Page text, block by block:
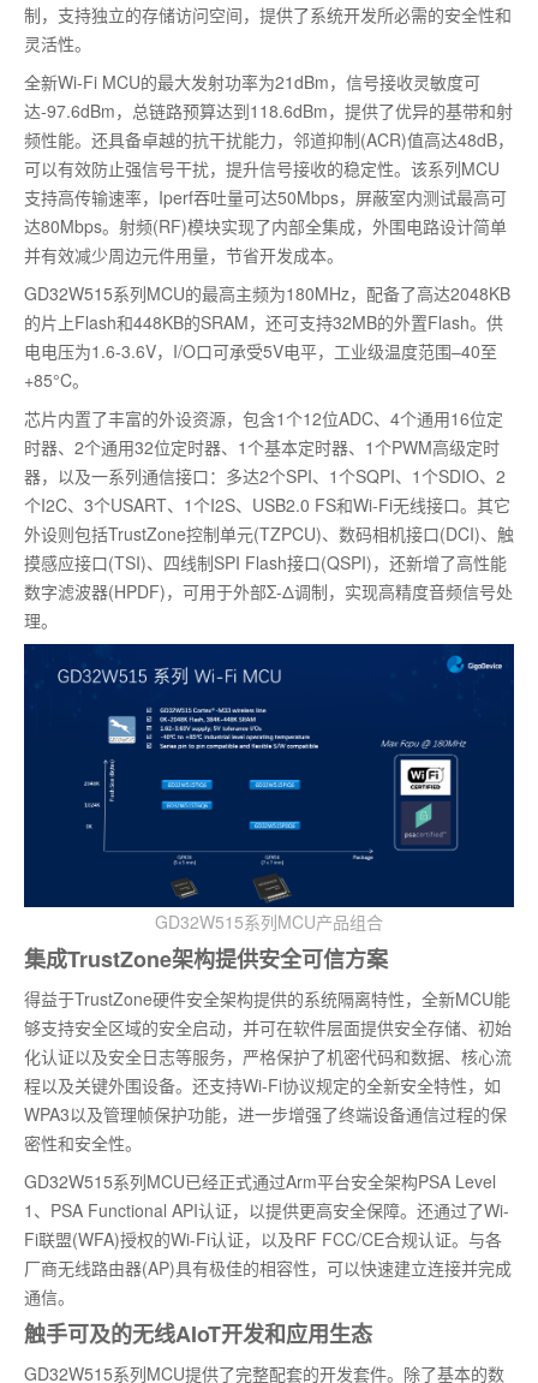
制，支持独立的存储访问空间，提供了系统开发所必需的安全性和
灵活性。
全新Wi-Fi MCU的最大发射功率为21dBm，信号接收灵敏度可
达-97.6dBm，总链路预算达到118.6dBm，提供了优异的基带和射
频性能。还具备卓越的抗干扰能力，邻道抑制(ACR)值高达48dB，
可以有效防止强信号干扰，提升信号接收的稳定性。该系列MCU
支持高传输速率，Iperf吞吐量可达50Mbps，屏蔽室内测试最高可
达80Mbps。射频(RF)模块实现了内部全集成，外围电路设计简单
并有效减少周边元件用量，节省开发成本。
GD32W515系列MCU的最高主频为180MHz，配备了高达2048KB
的片上Flash和448KB的SRAM，还可支持32MB的外置Flash。供
电电压为1.6-3.6V，I/O口可承受5V电平，工业级温度范围–40至
+85°C。
芯片内置了丰富的外设资源，包含1个12位ADC、4个通用16位定
时器、2个通用32位定时器、1个基本定时器、1个PWM高级定时
器，以及一系列通信接口：多达2个SPI、1个SQPI、1个SDIO、2
个I2C、3个USART、1个I2S、USB2.0 FS和Wi-Fi无线接口。其它
外设则包括TrustZone控制单元(TZPCU)、数码相机接口(DCI)、触
摸感应接口(TSI)、四线制SPI Flash接口(QSPI)，还新增了高性能
数字滤波器(HPDF)，可用于外部Σ-Δ调制，实现高精度音频信号处
理。
GD32W515系列MCU产品组合
集成TrustZone架构提供安全可信方案
得益于TrustZone硬件安全架构提供的系统隔离特性，全新MCU能
够支持安全区域的安全启动，并可在软件层面提供安全存储、初始
化认证以及安全日志等服务，严格保护了机密代码和数据、核心流
程以及关键外围设备。还支持Wi-Fi协议规定的全新安全特性，如
WPA3以及管理帧保护功能，进一步增强了终端设备通信过程的保
密性和安全性。
GD32W515系列MCU已经正式通过Arm平台安全架构PSA Level
1、PSA Functional API认证，以提供更高安全保障。还通过了Wi-
Fi联盟(WFA)授权的Wi-Fi认证，以及RF FCC/CE合规认证。与各
厂商无线路由器(AP)具有极佳的相容性，可以快速建立连接并完成
通信。
触手可及的无线AIoT开发和应用生态
GD32W515系列MCU提供了完整配套的开发套件。除了基本的数